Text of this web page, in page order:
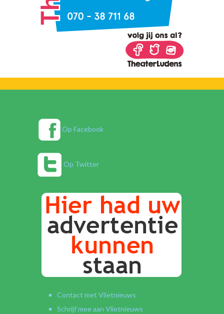
Op Facebook
Op Twitter
Contact met Vlietnieuws
Schrijf mee aan Vlietnieuws